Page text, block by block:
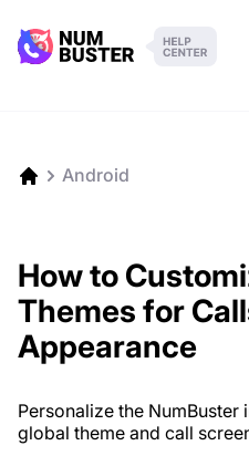
Android
How to
Themes for
Appearance
Personalize the
global theme and call